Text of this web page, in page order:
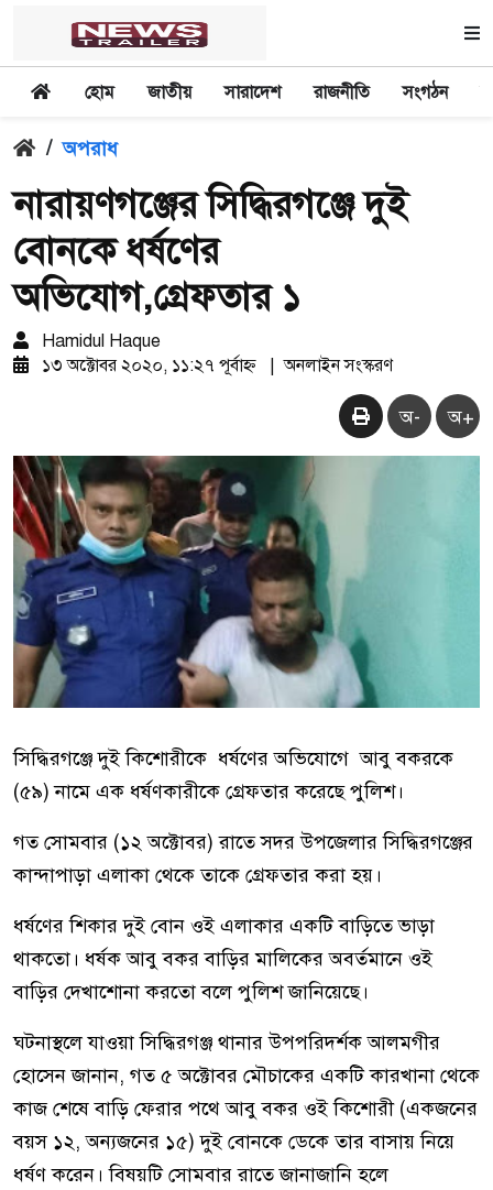
হোম জাতীয় সারাদেশ রাজনীতি সংগঠন
/ অপরাধ
নারায়ণগঞ্জের সিদ্ধিরগঞ্জে দুই
বোনকে ধর্ষণের
অভিযোগ,গ্রেফতার ১
Hamidul Haque
১৩ অক্টোবর ২০২০, ১১:২৭ পূর্বাহ্ন
অনলাইন সংস্করণ
অ- অ+
সিদ্ধিরগঞ্জে দুই কিশোরীকে ধর্ষণের অভিযোগে আবু বকরকে
(৫৯) নামে এক ধর্ষণকারীকে গ্রেফতার করেছে পুলিশ।
গত সোমবার (১২ অক্টোবর) রাতে সদর উপজেলার সিদ্ধিরগঞ্জের
কান্দাপাড়া এলাকা থেকে তাকে গ্রেফতার করা হয়।
ধর্ষণের শিকার দুই বোন ওই এলাকার একটি বাড়িতে ভাড়া
থাকতো। ধর্ষক আবু বকর বাড়ির মালিকের অবর্তমানে ওই
বাড়ির দেখাশোনা করতো বলে পুলিশ জানিয়েছে।
ঘটনাস্থলে যাওয়া সিদ্ধিরগঞ্জ থানার উপপরিদর্শক আলমগীর
হোসেন জানান, গত ৫ অক্টোবর মৌচাকের একটি কারখানা থেকে
কাজ শেষে বাড়ি ফেরার পথে আবু বকর ওই কিশোরী (একজনের
বয়স ১২, অন্যজনের ১৫) দুই বোনকে ডেকে তার বাসায় নিয়ে
ধর্ষণ করেন। বিষয়টি সোমবার রাতে জানাজানি হলে